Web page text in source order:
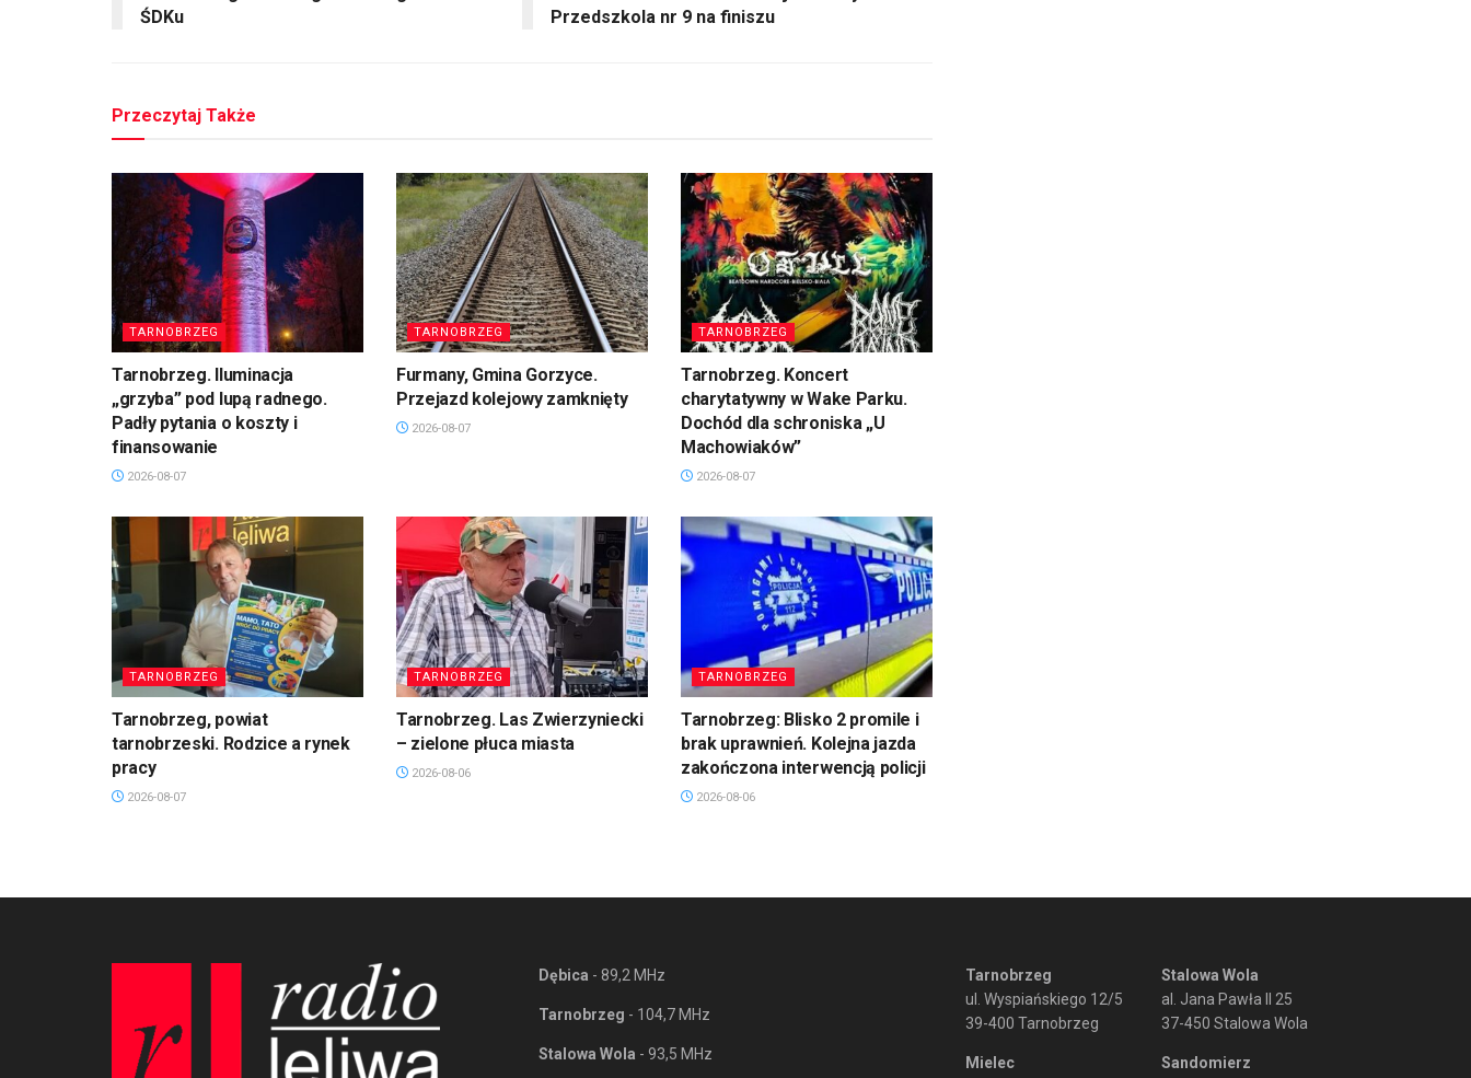
ŚDKu
Przedszkola nr 9 na finiszu
Przeczytaj Także
TARNOBRZEG
Tarnobrzeg. Iluminacja
„grzyba” pod lupą radnego.
Padły pytania o koszty i
finansowanie
2026-08-07
TARNOBRZEG
Furmany, Gmina Gorzyce.
Przejazd kolejowy zamknięty
2026-08-07
TARNOBRZEG
Tarnobrzeg. Koncert
charytatywny w Wake Parku.
Dochód dla schroniska „U
Machowiaków”
2026-08-07
TARNOBRZEG
Tarnobrzeg, powiat
tarnobrzeski. Rodzice a rynek
pracy
2026-08-07
TARNOBRZEG
Tarnobrzeg. Las Zwierzyniecki
– zielone płuca miasta
2026-08-06
TARNOBRZEG
Tarnobrzeg: Blisko 2 promile i
brak uprawnień. Kolejna jazda
zakończona interwencją policji
2026-08-06
Dębica - 89,2 MHz
Tarnobrzeg - 104,7 MHz
Stalowa Wola - 93,5 MHz
Tarnobrzeg
ul. Wyspiańskiego 12/5
39-400 Tarnobrzeg
Mielec
Stalowa Wola
al. Jana Pawła II 25
37-450 Stalowa Wola
Sandomierz